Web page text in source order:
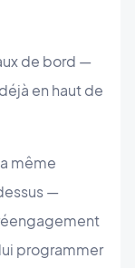
de bord —
en haut de
même
—
programmer